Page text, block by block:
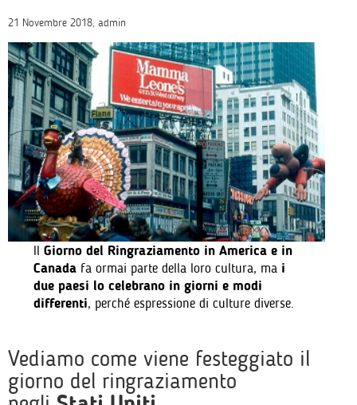
21 Novembre 2018, admin
Il Giorno del Ringraziamento in America e in
Canadafa ormai parte della loro cultura, mai
due paesi lo celebrano in giorni e modi
differenti, perché espressione di culture diverse.
Vediamo come viene festeggiato il
giorno del ringraziamento